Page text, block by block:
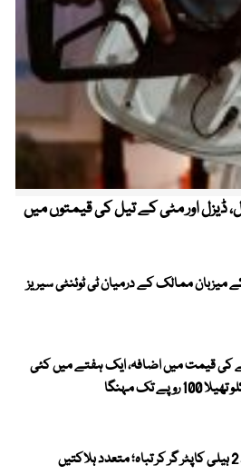
ڈیزل اور مٹی کے تیل کی قیمتوں میں
کپ 2027 کے میزبان ممالک کے درمیان ٹی ٹوئنٹی سیریز
کی قیمت میں اضافہ، ایک ہفتے میں کئی